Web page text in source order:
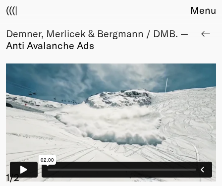
(((|
About
Club
Fair Work
TBD
Events
Past
Membership
Info
Menu
Demner, Merlicek & Bergmann / DMB. —
Anti Avalanche Ads
1/2